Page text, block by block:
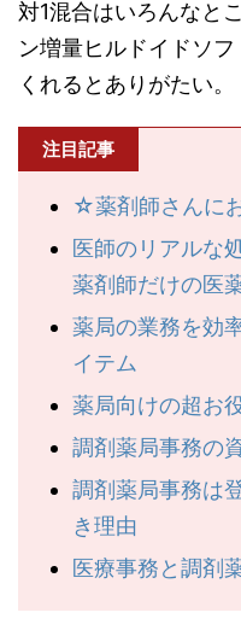
対1混合はいろんなと
ン増量ヒルドイドソ
くれるとありがたい。
注目記事
☆薬剤師さんに
医師のリアルな
薬剤師だけの医
薬局の業務を効
イテム
薬局向けの超お
調剤薬局事務の
調剤薬局事務は
き理由
医療事務と調剤